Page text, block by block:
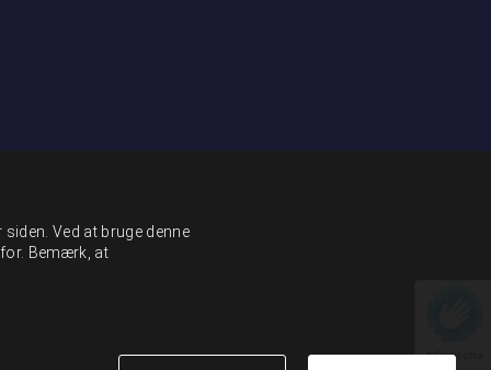
Ved at bruge denne
Bemærk, at
hCaptcha